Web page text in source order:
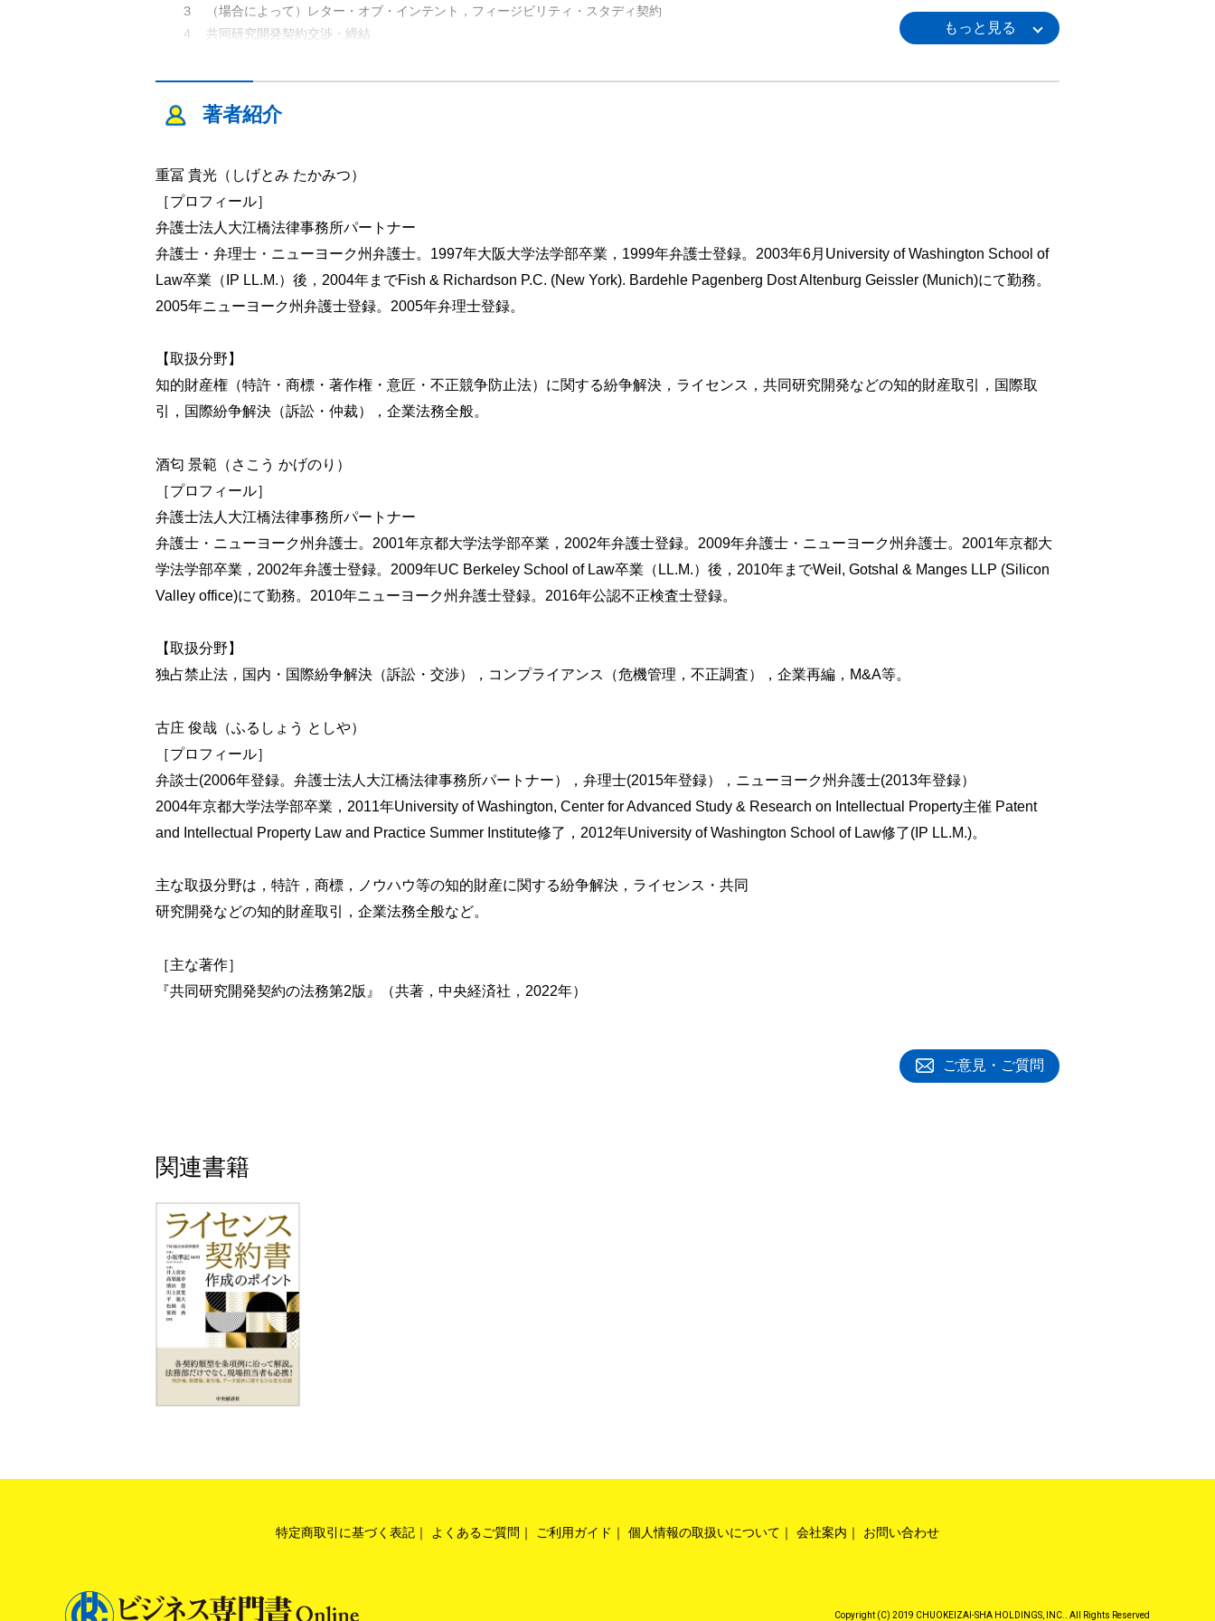
３ （場合によって）レター・オブ・インテント，フィージビリティ・スタディ契約
４ 共同研究開発契約交渉・締結
６ 成果に基づく事業遂行
第 ３ 章 共同研究開発初期段階
１ 秘密保持契約を締結する目的と必要性
２ 秘密保持契約の内容と検討のポイント
第２節 フィージビリティ・スタディ契約
１ フィージビリティ・スタディとは
２ フィージビリティ・スタディ契約の内容
第３節 レター・オブ・インテント
１ レター・オブ・インテントとは
３ レター・オブ・インテントの法的拘束力
４ レター・オブ・インテントの例
第４節 独占禁止法上の問題点
１ 検討すべき市場
３ 他の事業者の参加の制限
４ ケーススタディ
第 ４ 章 共同研究開発契約の締結段階
第１節 共同研究開発契約
１ 目的と必要性
２ 共同研究開発契約のポイント
第２節 成果の取扱い
１ 使用者（企業）の権利取得に伴うデフォルトルール（法律上のルール）
第３節 独占禁止法に関連する実務上の諸問題
１ はじめに
２ 目的，役割・費用分担，情報開示等
３ 他の研究開発の制限等
４ 既存技術の取扱いの制限
５ 競合製品等の生産・販売の制限
７ 共同研究開発の成果の秘密保持義務，改良発明等
８ 共同研究開発の成果である技術を利用した製品の取扱い
９ 共同研究開発に伴う情報交換
第 ５ 章 大学・研究機関との産学連携，外国企業やスタートアップとの共同研究開発
５ 不実施補償
第２節 外国企業との共同研究開発
１ 成果の取扱い―共有法制
２ 共有成果の取扱い―テリトリーによる製造販売事業の区分
３ 成果に関する第１国出願ルール
４ 輸出管理規制
５ 言語
６ 準拠法
７ 紛争解決
８ 外国における競争法
第 ６ 章 共同研究開発の遂行段階における留意点
Q&A システム開発案件におけるトラブル発生責任の解明
著者紹介
重冨 貴光（しげとみ たかみつ）
［プロフィール］
弁護士法人大江橋法律事務所パートナー
弁護士・弁理士・ニューヨーク州弁護士。1997年大阪大学法学部卒業，1999年弁護士登録。2003年6月University of Washington School of
Law卒業（IP LL.M.）後，2004年までFish & Richardson P.C. (New York). Bardehle Pagenberg Dost Altenburg Geissler (Munich)にて勤務。
2005年ニューヨーク州弁護士登録。2005年弁理士登録。
【取扱分野】
知的財産権（特許・商標・著作権・意匠・不正競争防止法）に関する紛争解決，ライセンス，共同研究開発などの知的財産取引，国際取
引，国際紛争解決（訴訟・仲裁），企業法務全般。
酒匂 景範（さこう かげのり）
［プロフィール］
弁護士法人大江橋法律事務所パートナー
弁護士・ニューヨーク州弁護士。2001年京都大学法学部卒業，2002年弁護士登録。2009年弁護士・ニューヨーク州弁護士。2001年京都大
学法学部卒業，2002年弁護士登録。2009年UC Berkeley School of Law卒業（LL.M.）後，2010年までWeil, Gotshal & Manges LLP (Silicon
Valley office)にて勤務。2010年ニューヨーク州弁護士登録。2016年公認不正検査士登録。
【取扱分野】
独占禁止法，国内・国際紛争解決（訴訟・交渉），コンプライアンス（危機管理，不正調査），企業再編，M&A等。
古庄 俊哉（ふるしょう としや）
［プロフィール］
弁談士(2006年登録。弁護士法人大江橋法律事務所パートナー），弁理士(2015年登録），ニューヨーク州弁護士(2013年登録）
2004年京都大学法学部卒業，2011年University of Washington, Center for Advanced Study & Research on Intellectual Property主催 Patent
and Intellectual Property Law and Practice Summer Institute修了，2012年University of Washington School of Law修了(IP LL.M.)。
主な取扱分野は，特許，商標，ノウハウ等の知的財産に関する紛争解決，ライセンス・共同
研究開発などの知的財産取引，企業法務全般など。
［主な著作］
『共同研究開発契約の法務第2版』（共著，中央経済社，2022年）
ご意見・ご質問
関連書籍
特定商取引に基づく表記 よくあるご質問 ご利用ガイド 個人情報の取扱いについて 会社案内 お問い合わせ
Copyright (C) 2019 CHUOKEIZAI-SHA HOLDINGS, INC.. All Rights Reserved